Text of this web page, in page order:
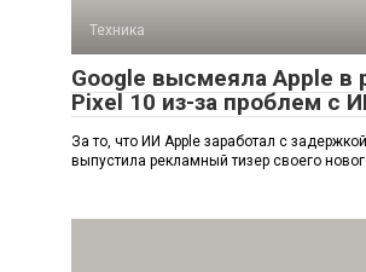
Техника
Google высмеяла Apple в
Pixel 10 из-за проблем с
За то, что ИИ Apple заработал с
выпустила рекламный тизер своего